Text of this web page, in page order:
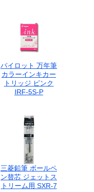
パイロット 万年筆
カラーインキカー
トリッジ ピンク
IRF-5S-P
三菱鉛筆 ボールペ
ン替芯 ジェットス
トリーム用 SXR-7